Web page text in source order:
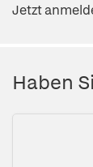
Jetzt
Haben